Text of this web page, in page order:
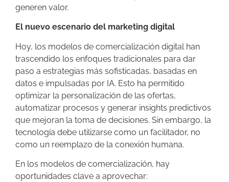
generen valor.
El nuevo escenario del marketing digital
Hoy, los modelos de comercialización digital han
trascendido los enfoques tradicionales para dar
paso a estrategias más sofisticadas, basadas en
datos e impulsadas por IA. Esto ha permitido
optimizar la personalización de las ofertas,
automatizar procesos y generar insights predictivos
que mejoran la toma de decisiones. Sin embargo, la
tecnología debe utilizarse como un facilitador, no
como un reemplazo de la conexión humana.
En los modelos de comercialización, hay
oportunidades clave a aprovechar: